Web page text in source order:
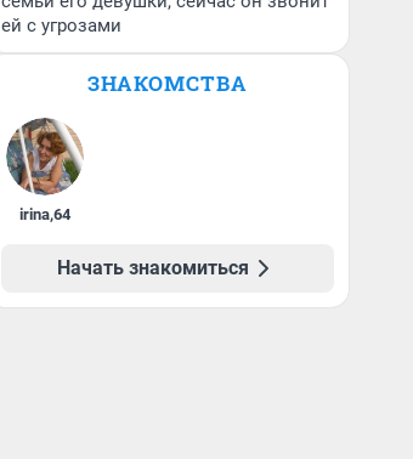
ей с угрозами
ЗНАКОМСТВА
irina,64
Начать знакомиться